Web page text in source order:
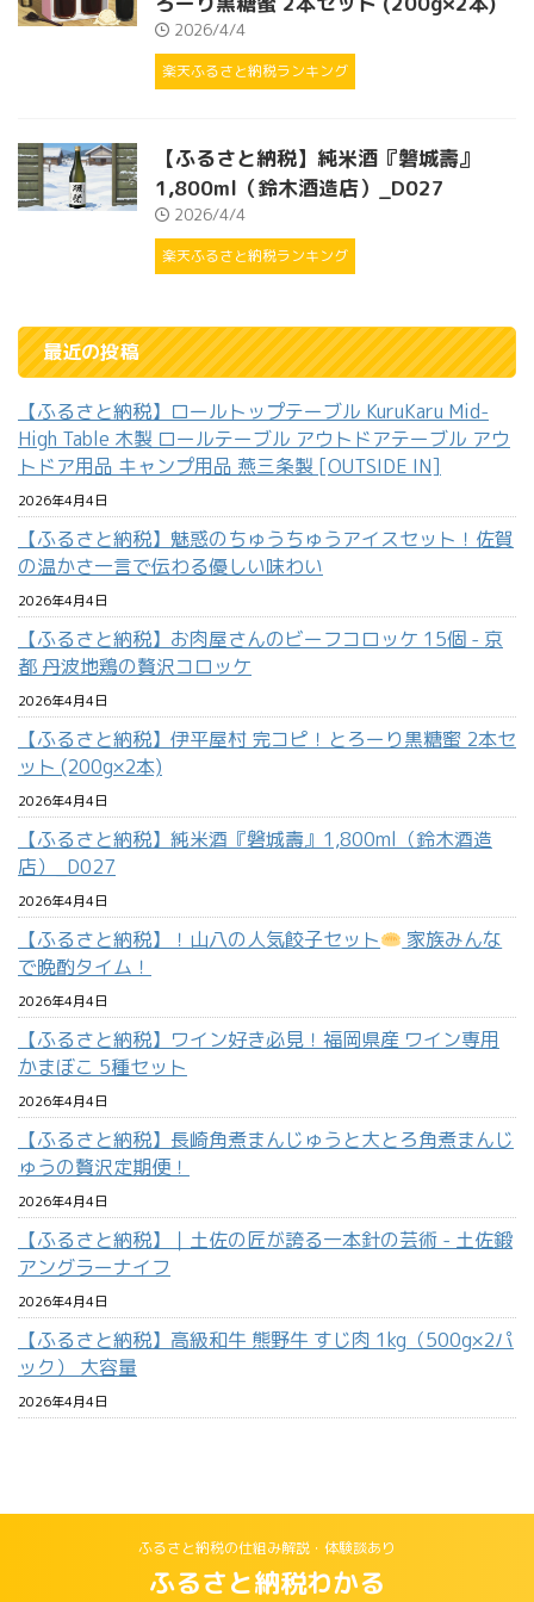
2026/4/4
楽天ふるさと納税ランキング
【ふるさと納税】純米酒『磐城壽』
1,800ml（鈴木酒造店）_D027
2026/4/4
楽天ふるさと納税ランキング
最近の投稿
【ふるさと納税】ロールトップテーブル KuruKaru Mid-
High Table 木製 ロールテーブル アウトドアテーブル アウ
トドア用品 キャンプ用品 燕三条製 [OUTSIDE IN]
2026年4月4日
【ふるさと納税】魅惑のちゅうちゅうアイスセット！佐賀
の温かさ一言で伝わる優しい味わい
2026年4月4日
【ふるさと納税】お肉屋さんのビーフコロッケ 15個 - 京
都 丹波地鶏の贅沢コロッケ
2026年4月4日
【ふるさと納税】伊平屋村 完コピ！とろーり黒糖蜜 2本セ
ット (200g×2本)
2026年4月4日
【ふるさと納税】純米酒『磐城壽』1,800ml（鈴木酒造
店）_D027
2026年4月4日
【ふるさと納税】！山八の人気餃子セット
家族みんな
で晩酌タイム！
2026年4月4日
【ふるさと納税】ワイン好き必見！福岡県産 ワイン専用
かまぼこ 5種セット
2026年4月4日
【ふるさと納税】長崎角煮まんじゅうと大とろ角煮まんじ
ゅうの贅沢定期便！
2026年4月4日
【ふるさと納税】｜土佐の匠が誇る一本針の芸術 - 土佐鍛
アングラーナイフ
2026年4月4日
【ふるさと納税】高級和牛 熊野牛 すじ肉 1kg（500g×2パ
ック） 大容量
2026年4月4日
ふるさと納税の仕組み解説・体験談あり
ふるさと納税わかる